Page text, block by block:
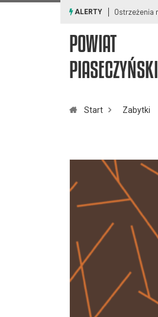
ALERTY Ostrzeżenia
POWIAT
PIASECZYŃSKI
Start Zabytki